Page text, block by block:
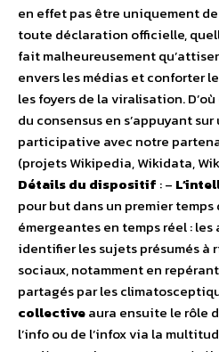
en effet pas être uniquement
toute déclaration officielle,
fait malheureusement
envers les médias et conforter
les foyers de la viralisation.
du consensus en s’appuyant
participative avec notre
(projets Wikipedia, Wikidata,
Détails du dispositif : –
pour but dans un premier
émergeantes en temps réel :
identifier les sujets présumés à
sociaux, notamment en
partagés par les
collectiveaura ensuite le rôle
l’info ou de l’infox via la